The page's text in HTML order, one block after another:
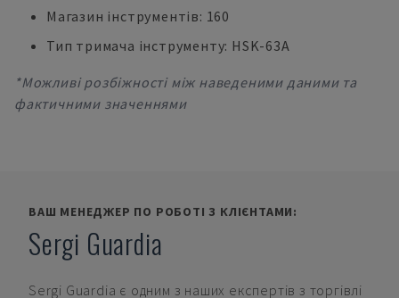
Магазин інструментів: 160
Тип тримача інструменту: HSK-63A
*Можливі розбіжності між наведеними даними та
фактичними значеннями
ВАШ МЕНЕДЖЕР ПО РОБОТІ З КЛІЄНТАМИ:
Sergi Guardia
Sergi Guardia є одним з наших експертів з торгівлі